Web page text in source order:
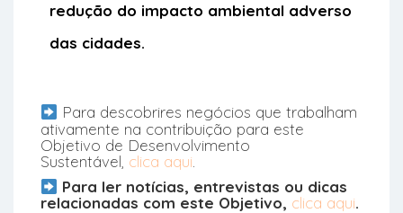
redução do impacto ambiental adverso
das cidades.
Para descobrires negócios que trabalham
ativamente na contribuição para este
Objetivo de Desenvolvimento
Sustentável, clica aqui
Para ler notícias, entrevistas ou dicas
relacionadas com este Objetivo, clica aqui.